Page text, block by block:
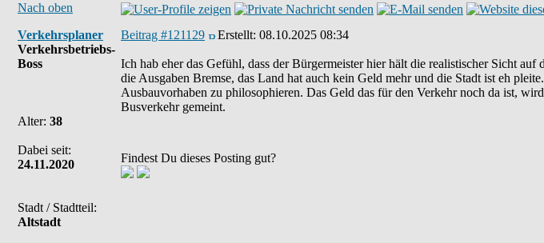
Nach oben
Verkehrsplaner
Verkehrsbetriebs-
Boss
Alter: 38
Dabei seit:
24.11.2020
Stadt / Stadtteil:
Altstadt
Beitrag #121129 Erstellt: 08.10.2025 08:34
Ich hab eher das Gefühl, dass der Bürgermeister hier hält die realistischer Sicht
die Ausgaben Bremse, das Land hat auch kein Geld mehr und die Stadt ist eh
Ausbauvorhaben zu philosophieren. Das Geld das für den Verkehr noch da ist,
Busverkehr gemeint.
Findest Du dieses Posting gut?